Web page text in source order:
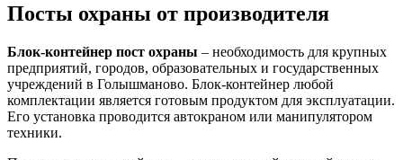
Посты охраны от производителя
Блок-контейнер пост охраны – необходимость для крупных
предприятий, городов, образовательных и государственных
учреждений в Голышманово. Блок-контейнер любой
комплектации является готовым продуктом для эксплуатации.
Его установка проводится автокраном или манипулятором
техники.